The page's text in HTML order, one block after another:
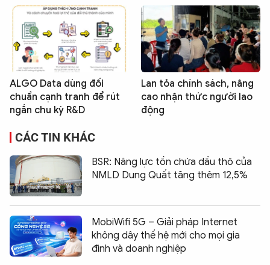
ALGO Data dùng đối
chuẩn cạnh tranh để rút
ngắn chu kỳ R&D
Lan tỏa chính sách, nâng
cao nhận thức người lao
động
CÁC TIN KHÁC
BSR: Năng lực tồn chứa dầu thô của
NMLD Dung Quất tăng thêm 12,5%
MobiWifi 5G – Giải pháp Internet
không dây thế hệ mới cho mọi gia
đình và doanh nghiệp